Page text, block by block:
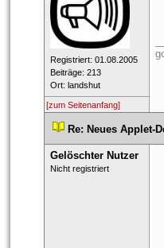
Registriert: 01.08.2005
Beiträge: 213
Ort: landshut
[zum Seitenanfang]
Re: Neues Applet-
Gelöschter Nutzer
Nicht registriert